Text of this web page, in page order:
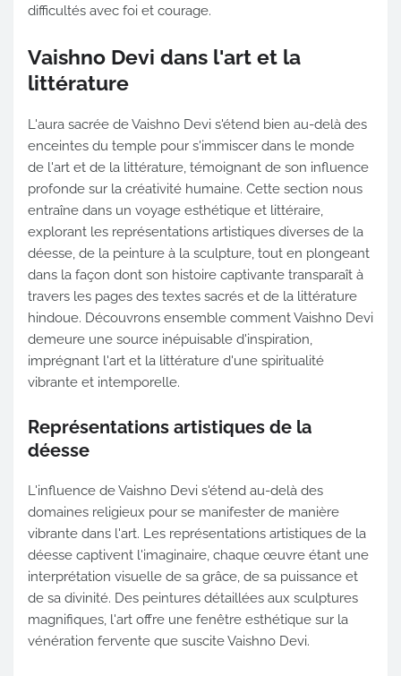
difficultés avec foi et courage.
Vaishno Devi dans l'art et la
littérature
L'aura sacrée de Vaishno Devi s'étend bien au-delà des
enceintes du temple pour s'immiscer dans le monde
de l'art et de la littérature, témoignant de son influence
profonde sur la créativité humaine. Cette section nous
entraîne dans un voyage esthétique et littéraire,
explorant les représentations artistiques diverses de la
déesse, de la peinture à la sculpture, tout en plongeant
dans la façon dont son histoire captivante transparaît à
travers les pages des textes sacrés et de la littérature
hindoue. Découvrons ensemble comment Vaishno Devi
demeure une source inépuisable d'inspiration,
imprégnant l'art et la littérature d'une spiritualité
vibrante et intemporelle.
Représentations artistiques de la
déesse
L'influence de Vaishno Devi s'étend au-delà des
domaines religieux pour se manifester de manière
vibrante dans l'art. Les représentations artistiques de la
déesse captivent l'imaginaire, chaque œuvre étant une
interprétation visuelle de sa grâce, de sa puissance et
de sa divinité. Des peintures détaillées aux sculptures
magnifiques, l'art offre une fenêtre esthétique sur la
vénération fervente que suscite Vaishno Devi.